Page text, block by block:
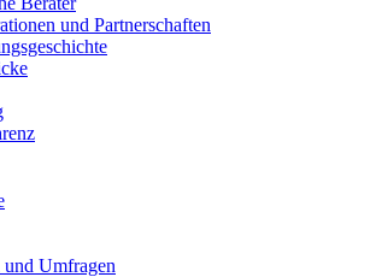
und Partnerschaften
und Umfragen